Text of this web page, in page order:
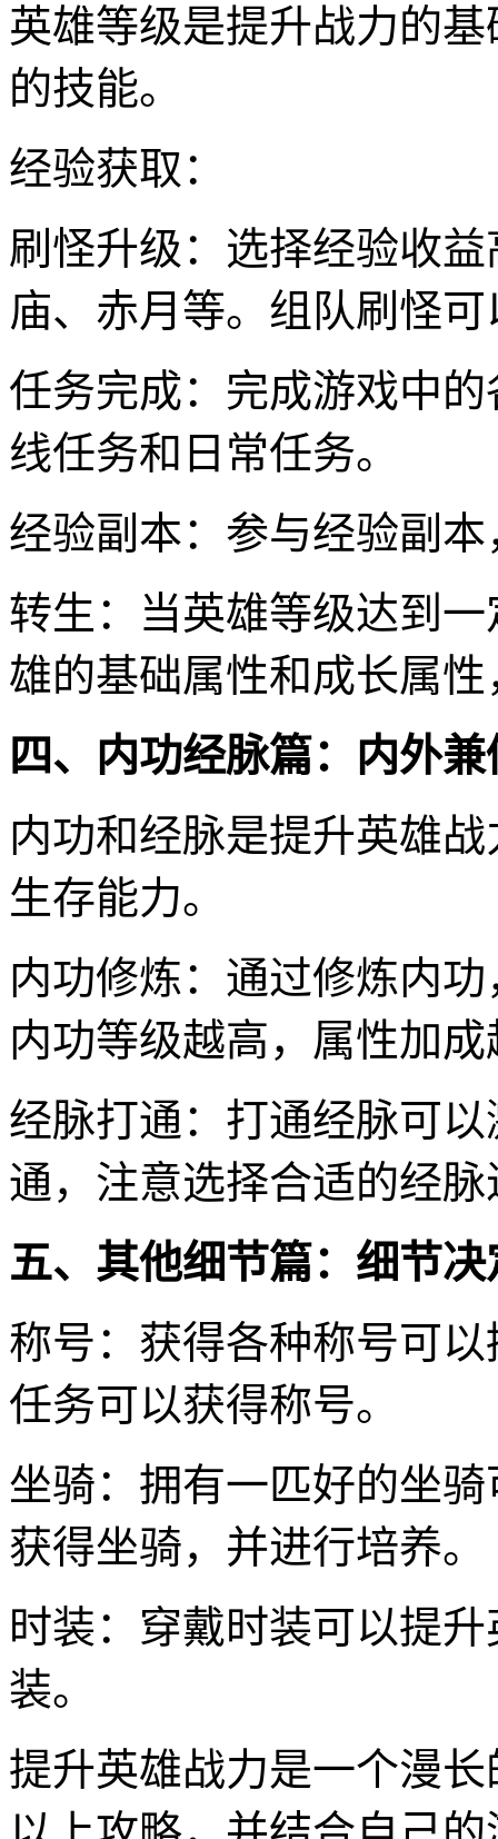
英雄等级是提升战力的
的技能。
经验获取：
刷怪升级：选择经验收
庙、赤月等。组队刷怪
任务完成：完成游戏中
线任务和日常任务。
经验副本：参与经验副
转生：当英雄等级达到
雄的基础属性和成长属
四、内功经脉篇：内外
内功和经脉是提升英雄
生存能力。
内功修炼：通过修炼内
内功等级越高，属性加
经脉打通：打通经脉可
通，注意选择合适的经
五、其他细节篇：细节决
称号：获得各种称号可
任务可以获得称号。
坐骑：拥有一匹好的坐
获得坐骑，并进行培养。
时装：穿戴时装可以提
装。
提升英雄战力是一个漫